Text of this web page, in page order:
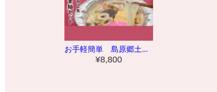
お手軽簡単 島原郷土...
¥8,800